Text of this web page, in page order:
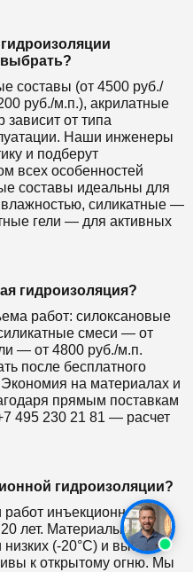
составы (от 4500 руб./
руб./м.п.), акрилатные
от типа
Наши инженеры
и подберут
всех особенностей
составы идеальны для
силикатные —
гели — для активных
гидроизоляция?
работ: силоксановые
смеси — от
— от 4800 руб./м.п.
после бесплатного
на материалах и
прямым поставкам
495 230 21 81 — расчет
гидроизоляции?
инъекционная
лет. Материалы
(-20°C) и высоких
к открытому огню. Мы